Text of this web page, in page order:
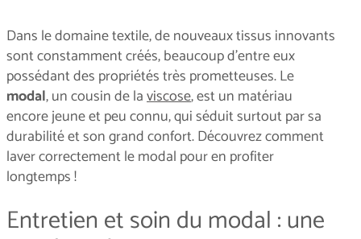
Dans le domaine textile, de nouveaux tissus innovants
sont constamment créés, beaucoup d'entre eux
possédant des propriétés très prometteuses. Le
modal, un cousin de laviscose, est un matériau
encore jeune et peu connu, qui séduit surtout par sa
durabilité et son grand confort. Découvrez comment
laver correctement le modal pour en profiter
longtemps !
Entretien et soin du modal : une